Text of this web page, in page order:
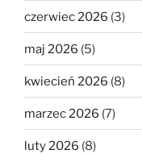
czerwiec 2026 (3)
maj 2026 (5)
kwiecień 2026 (8)
marzec 2026 (7)
luty 2026 (8)